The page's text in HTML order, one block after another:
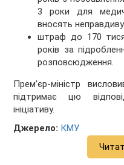
3 роки для
вносять
штраф до 170
років за
розповсюдження.
Прем’єр-міністр
підтримає цю
ініціативу.
Джерело: КМУ